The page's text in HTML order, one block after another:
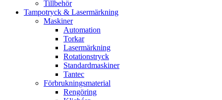
Tillbehör
Tampotryck & Lasermärkning
Maskiner
Automation
Torkar
Lasermärkning
Rotationstryck
Standardmaskiner
Tantec
Förbrukningsmaterial
Rengöring